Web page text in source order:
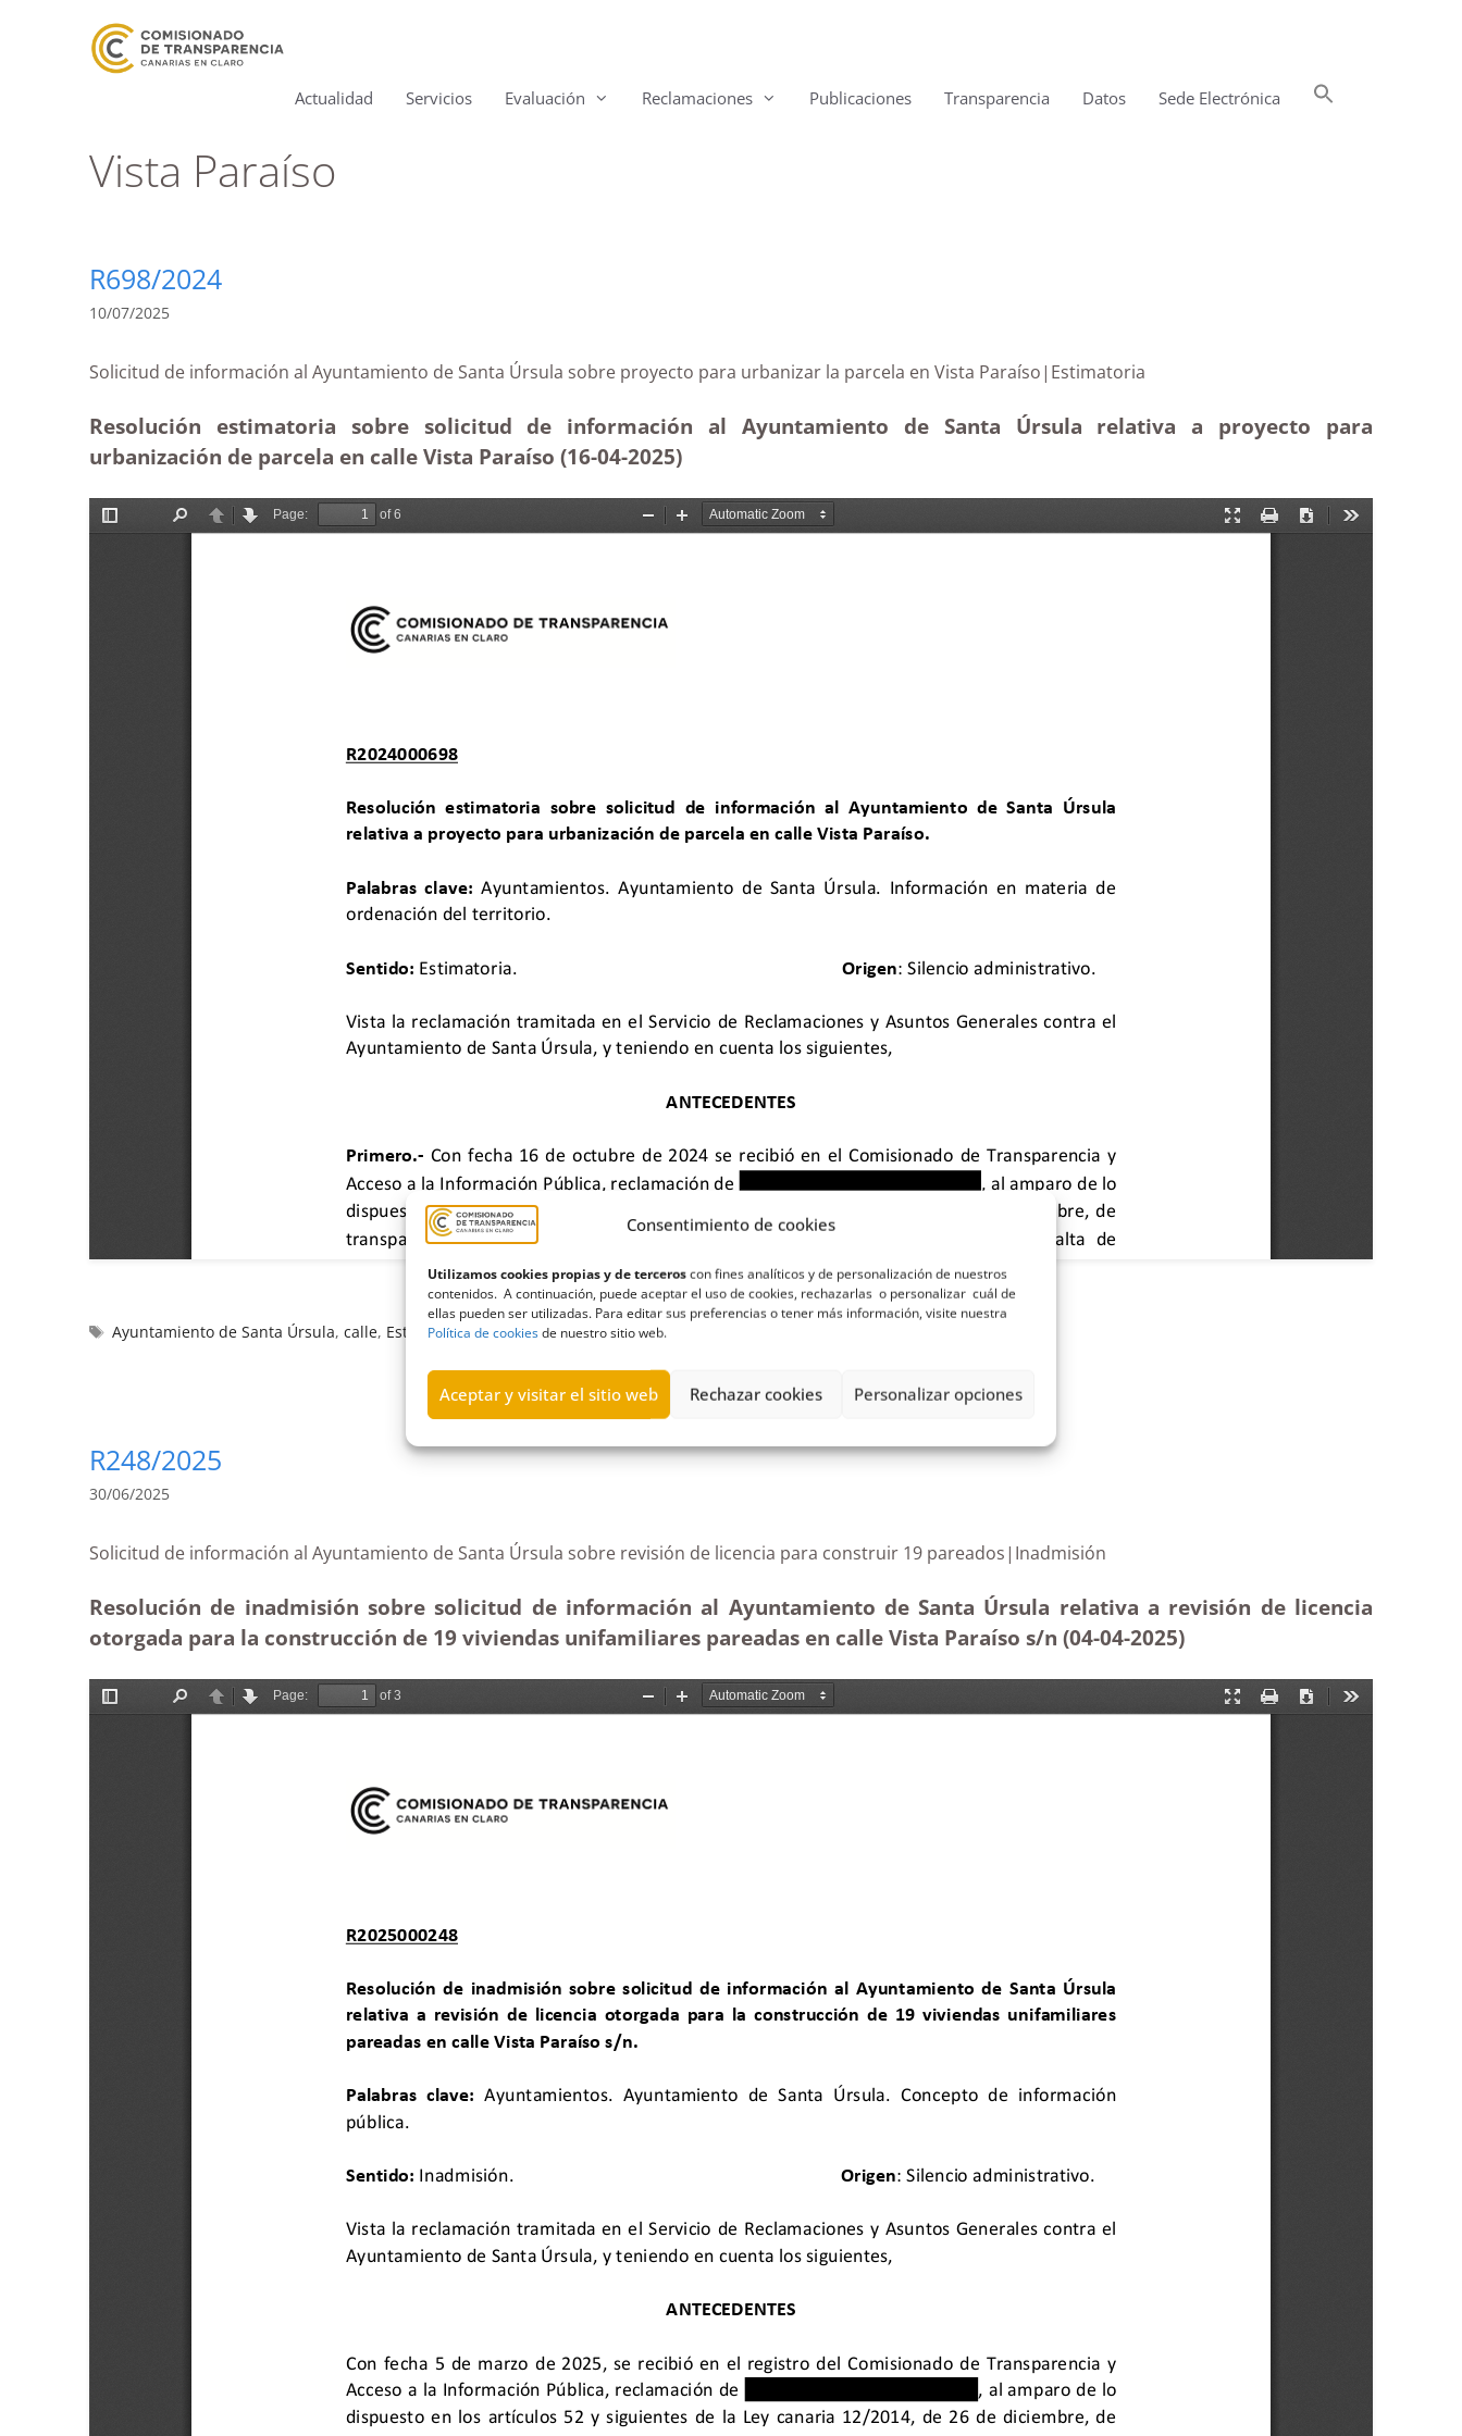
Consentimiento de cookies
Utilizamos cookies propias y de terceroscon fines analíticos y de personalización de nuestros
contenidos. A continuación, puede aceptar el uso de cookies, rechazarlas o personalizar cuál de
ellas pueden ser utilizadas. Para editar sus preferencias o tener más información, visite nuestra
Política de cookiesde nuestro sitio web.
Aceptar y visitar el sitio web Rechazar cookies Personalizar opciones
Actualidad Servicios Evaluación Reclamaciones Publicaciones Transparencia Datos Sede Electrónica
Vista Paraíso
R698/2024
10/07/2025
Solicitud de información al Ayuntamiento de Santa Úrsula sobre proyecto para urbanizar la parcela en Vista Paraíso|Estimatoria
Resolución estimatoria sobre solicitud de información al Ayuntamiento de Santa Úrsula relativa a proyecto para
urbanización de parcela en calle Vista Paraíso (16-04-2025)
Ayuntamiento de Santa Úrsula,calle, Estimatoria,parcela,proyecto,Tenerife
R248/2025
30/06/2025
Solicitud de información al Ayuntamiento de Santa Úrsula sobre revisión de licencia para construir 19 pareados|Inadmisión
Resolución de inadmisión sobre solicitud de información al Ayuntamiento de Santa Úrsula relativa a revisión de licencia
otorgada para la construcción de 19 viviendas unifamiliares pareadas en calle Vista Paraíso s/n (04-04-2025)